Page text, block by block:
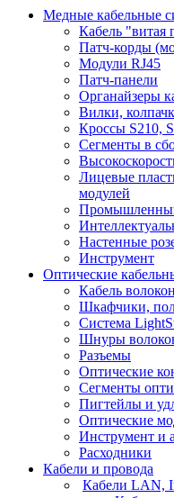
Медные кабельные
Кабель "витая
Патч-корды
Модули RJ45
Патч-панели
Органайзеры
Вилки,
Кроссы S210,
Сегменты в
Лицевые
модулей
Настенные
Инструмент
Оптические
Кабель
Шкафчики,
Система
Шнуры
Разъемы
Оптические
Сегменты
Пигтейлы и
Оптические
Инструмент и
Расходники
Кабели и провода
Кабели LAN,